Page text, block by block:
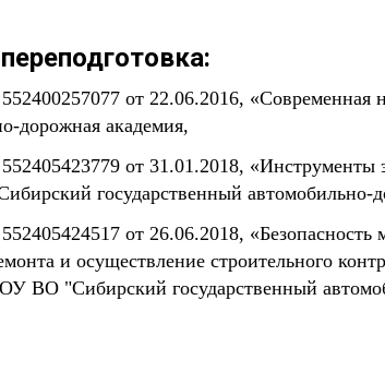
от 22.06.2016, «Современная
дорожная академия,
от 31.01.2018, «Инструменты
государственный
от 26.06.2018, «Безопасность
и осуществление строительного
ВО "Сибирский государственный